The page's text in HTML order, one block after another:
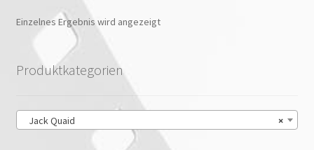
Einzelnes Ergebnis wird angezeigt
Produktkategorien
×
Jack Quaid